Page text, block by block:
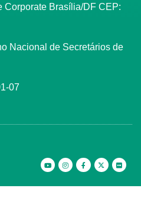
Corporate Brasília/DF CEP:
Nacional de Secretários de
07